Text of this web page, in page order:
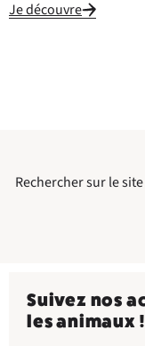
Je découvre
Rechercher sur le site
Suivez nos
les animaux !